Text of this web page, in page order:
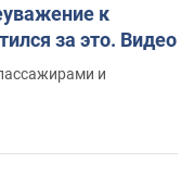
к
за это. Видео
и